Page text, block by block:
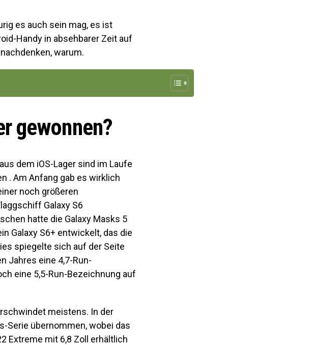
es auch sein mag, es ist
Handy in absehbarer Zeit auf
warum.
gewonnen?
dem iOS-Lager sind im Laufe
. Am Anfang gab es wirklich
noch größeren
Galaxy S6
hatte die Galaxy Masks 5
Galaxy S6+ entwickelt, das die
spiegelte sich auf der Seite
Jahres eine 4,7-Run-
eine 5,5-Run-Bezeichnung auf
meistens. In der
Serie übernommen, wobei das
Extreme mit 6,8 Zoll erhältlich